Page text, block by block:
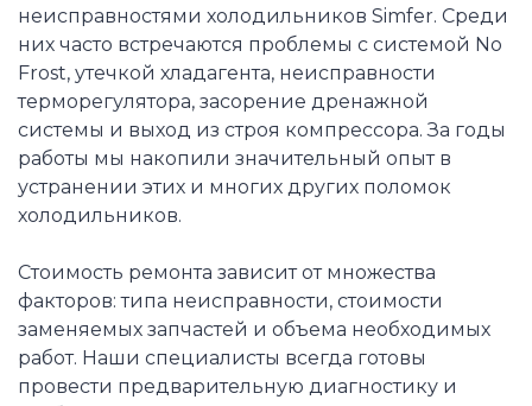
неисправностями холодильников Simfer. Среди
них часто встречаются проблемы с системой No
Frost, утечкой хладагента, неисправности
терморегулятора, засорение дренажной
системы и выход из строя компрессора. За годы
работы мы накопили значительный опыт в
устранении этих и многих других поломок
холодильников.
Стоимость ремонта зависит от множества
факторов: типа неисправности, стоимости
заменяемых запчастей и объема необходимых
работ. Наши специалисты всегда готовы
провести предварительную диагностику и